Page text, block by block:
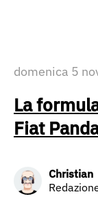
domenica 5
La
Fiat
Christian